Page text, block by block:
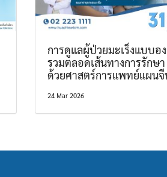
การดูแลผู้ป่วยมะเร็งแบบอ
รวมตลอดเส้นทางการรักษา
ด้วยศาสตร์การแพทย์แผน
24 Mar 2026